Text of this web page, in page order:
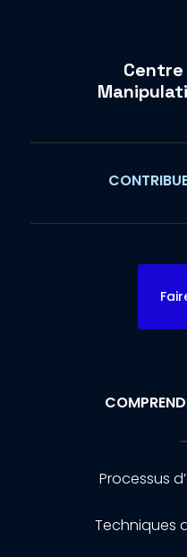
Processus
Techniques